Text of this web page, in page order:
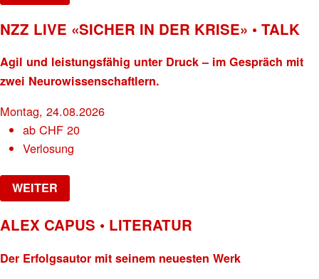
NZZ LIVE «SICHER IN DER KRISE» • TALK
Agil und leistungsfähig unter Druck – im Gespräch mit
zwei Neurowissenschaftlern.
Montag, 24.08.2026
abCHF 20
Verlosung
WEITER
ALEX CAPUS • LITERATUR
Der Erfolgsautor mit seinem neuesten Werk